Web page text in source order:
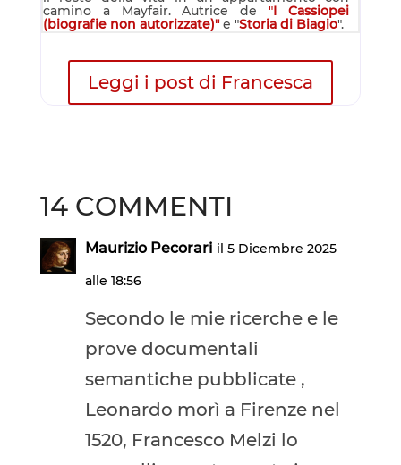
camino a Mayfair. Autrice de"I Cassiopei
(biografie non autorizzate)"e "Storia di Biagio".
Leggi i post di Francesca
14 COMMENTI
Maurizio Pecorari il 5 Dicembre 2025
alle 18:56
Secondo le mie ricerche e le
prove documentali
semantiche pubblicate ,
Leonardo morì a Firenze nel
1520, Francesco Melzi lo